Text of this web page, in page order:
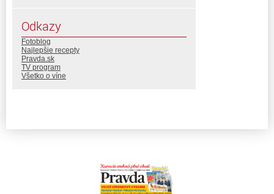
Odkazy
Fotoblog
Najlepšie recepty
Pravda.sk
TV program
Všetko o víne